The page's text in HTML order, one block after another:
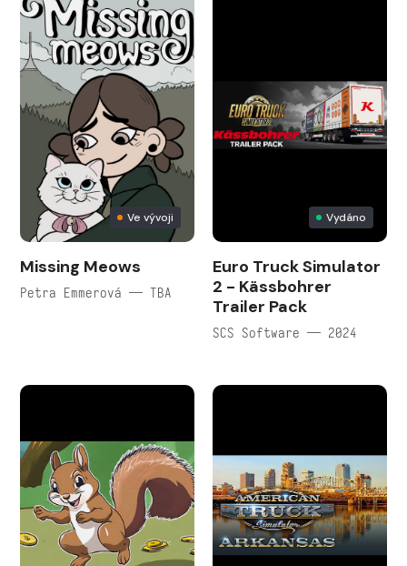
Ve vývoji
Missing Meows
Petra Emmerová — TBA
Vydáno
Euro Truck Simulator
2 - Kässbohrer
Trailer Pack
SCS Software — 2024